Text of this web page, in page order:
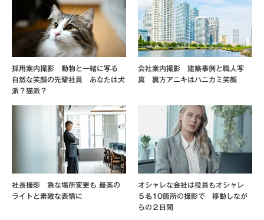
採用案内撮影 動物と一緒に写る
自然な笑顔の先輩社員 あなたは犬
派？猫派？
会社案内撮影 建築事例と職人写
真 裏方アニキはハニカミ笑顔
社長撮影 急な場所変更も 最高の
ライトと素敵な表情に
オシャレな会社は役員もオシャレ
５名10箇所の撮影で 移動しなが
らの２日間